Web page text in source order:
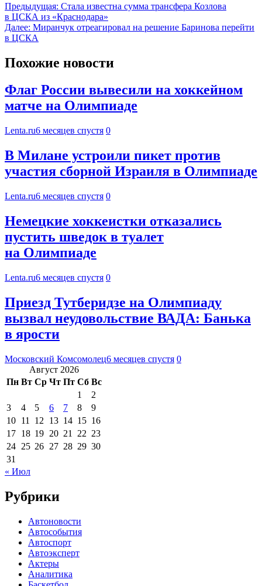
Предыдущая: Стала известна сумма трансфера Козлова
в ЦСКА из «Краснодара»
Далее: Миранчук отреагировал на решение Баринова перейти
в ЦСКА
Похожие новости
Флаг России вывесили на хоккейном
матче на Олимпиаде
Lenta.ru6 месяцев спустя 0
В Милане устроили пикет против
участия сборной Израиля в Олимпиаде
Lenta.ru6 месяцев спустя 0
Немецкие хоккеистки отказались
пустить шведок в туалет
на Олимпиаде
Lenta.ru6 месяцев спустя 0
Приезд Тутберидзе на Олимпиаду
вызвал неудовольствие ВАДА: Банька
в ярости
Московский Комсомолец6 месяцев спустя 0
Август 2026
Пн Вт Ср Чт Пт Сб Вс
1
2
3
4 5 6 7 8
9
10 11 12 13 14 15 16
17 18 19 20 21 22 23
24 25 26 27 28 29 30
31
« Июл
Рубрики
Автоновости
Автособытия
Автоспорт
Автоэксперт
Актеры
Аналитика